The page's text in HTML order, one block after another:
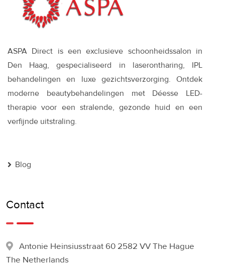
ASPA Direct is een exclusieve schoonheidssalon in
Den Haag, gespecialiseerd in laserontharing, IPL
behandelingen en luxe gezichtsverzorging. Ontdek
moderne beautybehandelingen met Déesse LED-
therapie voor een stralende, gezonde huid en een
verfijnde uitstraling.
Blog
Contact
Antonie Heinsiusstraat 60 2582 VV The Hague
The Netherlands